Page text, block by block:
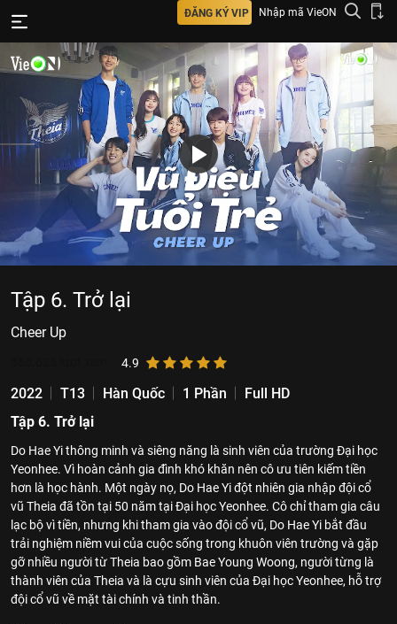
ĐĂNG KÝ VIP Nhập mã VieON
Tập 6. Trở lại
Cheer Up
4.9
2022 T13 Hàn Quốc 1 Phần
Full HD
Tập 6. Trở lại
Do Hae Yi thông minh và siêng năng là sinh viên của trường Đại học
Yeonhee. Vì hoàn cảnh gia đình khó khăn nên cô ưu tiên kiếm tiền
hơn là học hành. Một ngày nọ, Do Hae Yi đột nhiên gia nhập đội cổ
vũ Theia đã tồn tại 50 năm tại Đại học Yeonhee. Cô chỉ tham gia câu
lạc bộ vì tiền, nhưng khi tham gia vào đội cổ vũ, Do Hae Yi bắt đầu
trải nghiệm niềm vui của cuộc sống trong khuôn viên trường và gặp
gỡ nhiều người từ Theia bao gồm Bae Young Woong, người từng là
thành viên của Theia và là cựu sinh viên của Đại học Yeonhee, hỗ trợ
đội cổ vũ về mặt tài chính và tinh thần.